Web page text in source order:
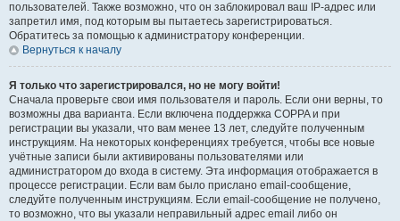
пользователей. Также возможно, что он заблокировал ваш IP-адрес или
запретил имя, под которым вы пытаетесь зарегистрироваться.
Обратитесь за помощью к администратору конференции.
Вернуться к началу
Я только что зарегистрировался, но не могу войти!
Сначала проверьте свои имя пользователя и пароль. Если они верны, то
возможны два варианта. Если включена поддержка COPPA и при
регистрации вы указали, что вам менее 13 лет, следуйте полученным
инструкциям. На некоторых конференциях требуется, чтобы все новые
учётные записи были активированы пользователями или
администратором до входа в систему. Эта информация отображается в
процессе регистрации. Если вам было прислано email-сообщение,
следуйте полученным инструкциям. Если email-сообщение не получено,
то возможно, что вы указали неправильный адрес email либо он